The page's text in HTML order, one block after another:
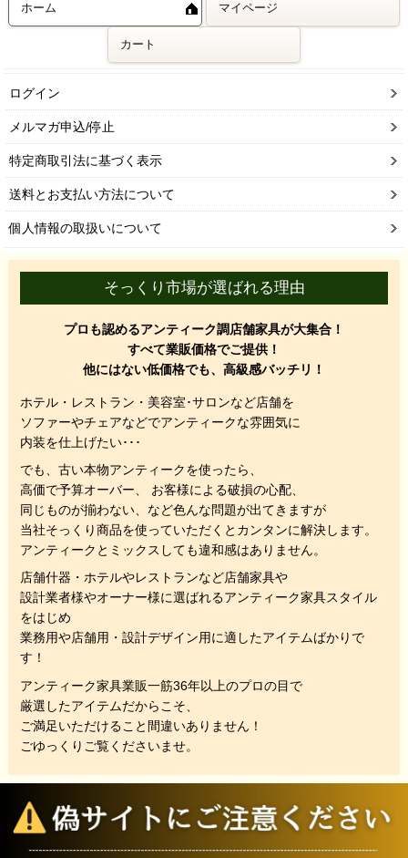
ホーム マイページ
カート
ログイン
メルマガ申込/停止
特定商取引法に基づく表示
送料とお支払い方法について
個人情報の取扱いについて
そっくり市場が選ばれる理由
プロも認めるアンティーク調店舗家具が大集合！
すべて業販価格でご提供！
他にはない低価格でも、高級感バッチリ！
ホテル・レストラン・美容室･サロンなど店舗を
ソファーやチェアなどでアンティークな雰囲気に
内装を仕上げたい･･･
でも、 古い本物アンティークを使ったら、
高価で予算オーバー、 お客様による破損の心配、
同じものが揃わない、 など色んな問題が出てきますが
当社そっくり商品を使っていただくと カンタンに解決します。
アンティークとミックスしても違和感はありません。
店舗什器・ホテルやレストランなど店舗家具や
設計業者様やオーナー様に選ばれるアンティーク家具スタイル
をはじめ
業務用や店舗用・設計デザイン用に適したアイテムばかりで
す！
アンティーク家具業販一筋36年以上のプロの目で
厳選したアイテムだからこそ、
ご満足いただけること間違いありません！
ごゆっくりご覧くださいませ。